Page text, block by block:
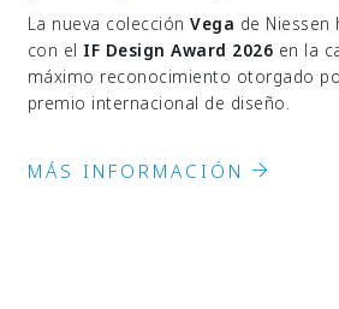
La nueva colecciónVega de Niessen
con el IF Design Award 2026 en la
máximo reconocimiento otorgado
premio internacional de diseño.
MÁS INFORMACIÓN